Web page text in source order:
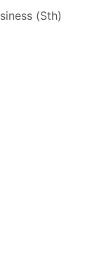
(Sth)